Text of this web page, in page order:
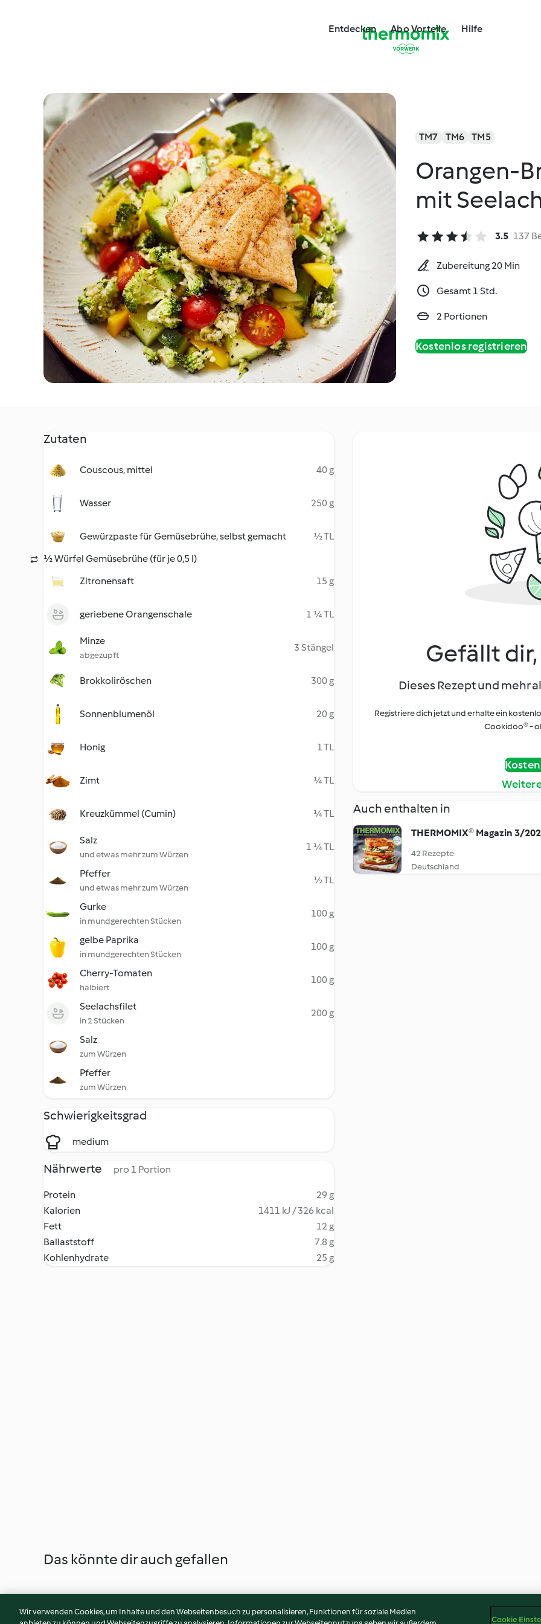
Entdecken Abo Vorteile Hilfe
TM7 TM6 TM5
Orangen-
mit
3.5 137
Zubereitung 20 Min
Gesamt 1 Std.
2 Portionen
Kostenlos registrieren
Zutaten
Couscous, mittel 40 g
Wasser 250 g
Gewürzpaste für Gemüsebrühe, selbst gemacht
½ TL
½ Würfel Gemüsebrühe (für je 0,5 l)
Zitronensaft
15 g
geriebene Orangenschale 1 ¼ TL
Minze
abgezupft
3 Stängel
Brokkoliröschen 300 g
Sonnenblumenöl 20 g
Honig 1 TL
Zimt ¼ TL
Kreuzkümmel (Cumin) ¼ TL
Salz
und etwas mehr zum Würzen
1 ¼ TL
Pfeffer
und etwas mehr zum Würzen
½ TL
Gurke
in mundgerechten Stücken
100 g
gelbe Paprika
in mundgerechten Stücken
100 g
Cherry-Tomaten
halbiert
100 g
Seelachsfilet
in 2 Stücken
200 g
Salz
zum Würzen
Pfeffer
zum Würzen
Schwierigkeitsgrad
medium
Nährwerte pro 1 Portion
Protein
29 g
Kalorien
1411 kJ / 326 kcal
Fett
12 g
Ballaststoff
7.8 g
Kohlenhydrate
25 g
Gefällt
Dieses Rezept und mehr
Registriere dich jetzt und erhalte ein
Cookidoo® -
Auch enthalten in
THERMOMIX® Magazin 3/
42 Rezepte
Deutschland
Das könnte dir auch gefallen
Wir verwenden Cookies, um Inhalte und den Webseitenbesuch zu personalisieren, Funktionen für soziale Medien
Cookie